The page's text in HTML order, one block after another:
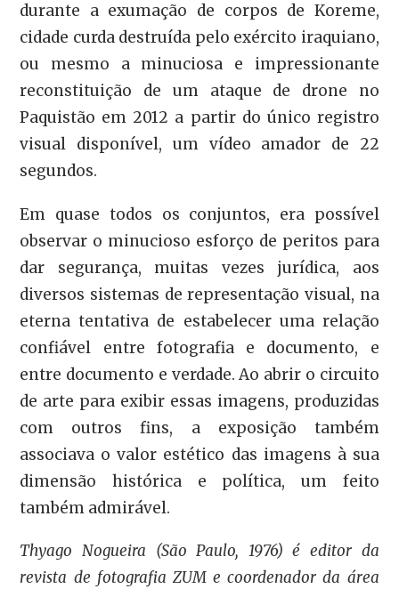
durante a exumação de corpos de Koreme,
cidade curda destruída pelo exército iraquiano,
ou mesmo a minuciosa e impressionante
reconstituição de um ataque de drone no
Paquistão em 2012 a partir do único registro
visual disponível, um vídeo amador de 22
segundos.
Em quase todos os conjuntos, era possível
observar o minucioso esforço de peritos para
dar segurança, muitas vezes jurídica, aos
diversos sistemas de representação visual, na
eterna tentativa de estabelecer uma relação
confiável entre fotografia e documento, e
entre documento e verdade. Ao abrir o circuito
de arte para exibir essas imagens, produzidas
com outros fins, a exposição também
associava o valor estético das imagens à sua
dimensão histórica e política, um feito
também admirável.
Thyago Nogueira (São Paulo, 1976) é editor da
revista de fotografia ZUM e coordenador da área